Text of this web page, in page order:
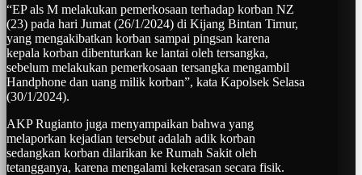
“EP als M melakukan pemerkosaan terhadap korban NZ
(23) pada hari Jumat (26/1/2024) di Kijang Bintan Timur,
yang mengakibatkan korban sampai pingsan karena
kepala korban dibenturkan ke lantai oleh tersangka,
sebelum melakukan pemerkosaan tersangka mengambil
Handphone dan uang milik korban”, kata Kapolsek Selasa
(30/1/2024).
AKP Rugianto juga menyampaikan bahwa yang
melaporkan kejadian tersebut adalah adik korban
sedangkan korban dilarikan ke Rumah Sakit oleh
tetangganya, karena mengalami kekerasan secara fisik.